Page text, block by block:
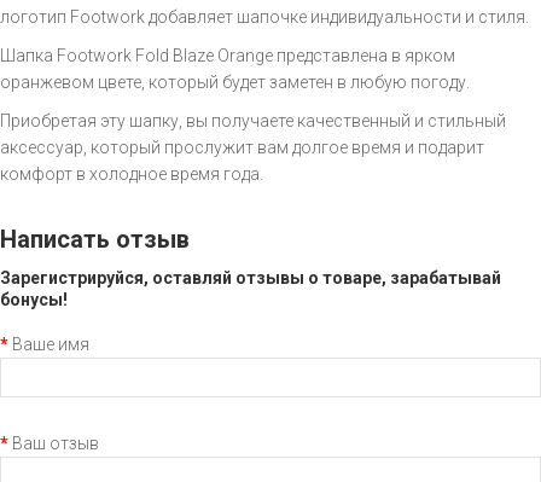
логотип Footwork добавляет шапочке индивидуальности и стиля.
Шапка Footwork Fold Blaze Orange представлена в ярком
оранжевом цвете, который будет заметен в любую погоду.
Приобретая эту шапку, вы получаете качественный и стильный
аксессуар, который прослужит вам долгое время и подарит
комфорт в холодное время года.
Написать отзыв
Зарегистрируйся, оставляй отзывы о товаре, зарабатывай
бонусы!
Ваше имя
Ваш отзыв